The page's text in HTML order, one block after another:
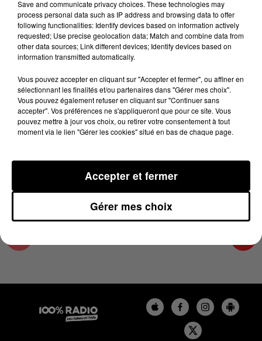
100%
100% Radio les infos du Tarn et Garonne
28 août 2025 - 3 min 56 sec
LES INFOS DU TARN ET GARONNE DU
28/08/2025 À 16H59
Podcasts infos du Tarn et Garonne
Save and communicate privacy choices. These technologies may
process personal data such as IP address and browsing data to offer
following functionalities: Identify devices based on information actively
requested; Use precise geolocation data; Match and combine data from
other data sources; Link different devices; Identify devices based on
information transmitted automatically.
Vous pouvez accepter en cliquant sur "Accepter et fermer", ou affiner en
sélectionnant les finalités et/ou partenaires dans "Gérer mes choix".
Vous pouvez également refuser en cliquant sur "Continuer sans
accepter". Vos préférences ne s'appliqueront que pour ce site. Vous
pouvez mettre à jour vos choix, ou retirer votre consentement à tout
moment via le lien "Gérer les cookies" situé en bas de chaque page.
Gérer mes choix
Accepter et fermer